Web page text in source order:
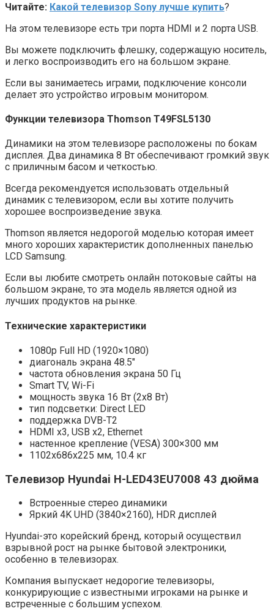
Читайте: Какой телевизор Sony лучше купить?
На этом телевизоре есть три порта HDMI и 2 порта USB.
Вы можете подключить флешку, содержащую носитель,
и легко воспроизводить его на большом экране.
Если вы занимаетесь играми, подключение консоли
делает это устройство игровым монитором.
Функции телевизора Thomson T49FSL5130
Динамики на этом телевизоре расположены по бокам
дисплея. Два динамика 8 Вт обеспечивают громкий звук
с приличным басом и четкостью.
Всегда рекомендуется использовать отдельный
динамик с телевизором, если вы хотите получить
хорошее воспроизведение звука.
Thomson является недорогой моделью которая имеет
много хороших характеристик дополненных панелью
LCD Samsung.
Если вы любите смотреть онлайн потоковые сайты на
большом экране, то эта модель является одной из
лучших продуктов на рынке.
Технические характеристики
1080p Full HD (1920×1080)
диагональ экрана 48.5″
частота обновления экрана 50 Гц
Smart TV, Wi-Fi
мощность звука 16 Вт (2х8 Вт)
тип подсветки: Direct LED
поддержка DVB-T2
HDMI x3, USB x2, Ethernet
настенное крепление (VESA) 300×300 мм
1102x686x225 мм, 10.4 кг
Телевизор Hyundai H-LED43EU7008 43 дюйма
Встроенные стерео динамики
Яркий 4K UHD (3840×2160), HDR дисплей
Hyundai-это корейский бренд, который осуществил
взрывной рост на рынке бытовой электроники,
особенно в телевизорах.
Компания выпускает недорогие телевизоры,
конкурирующие с известными игроками на рынке и
встреченные с большим успехом.